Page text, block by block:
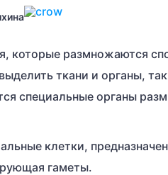
которые размножаются
ткани и органы,
специальные органы
клетки,
гаметы.